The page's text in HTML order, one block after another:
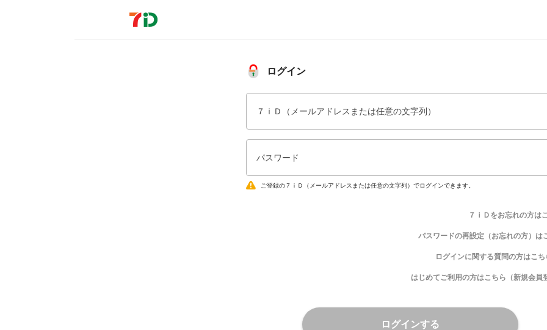
ログイン
７ｉＤ（メールアドレスまたは任意の文字列）
パスワード
ご登録の７ｉＤ（メールアドレスまたは任意の文字列）でログインできます。
７ｉＤをお忘れの方は
パスワードの再設定（お忘れの方）は
ログインに関する質問の方はこち
はじめてご利用の方はこちら（新規会員
ログインする